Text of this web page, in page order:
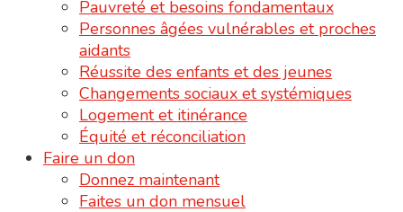
Pauvreté et besoins fondamentaux
Personnes âgées vulnérables et proches
aidants
Réussite des enfants et des jeunes
Changements sociaux et systémiques
Logement et itinérance
Équité et réconciliation
Faire un don
Donnez maintenant
Faites un don mensuel